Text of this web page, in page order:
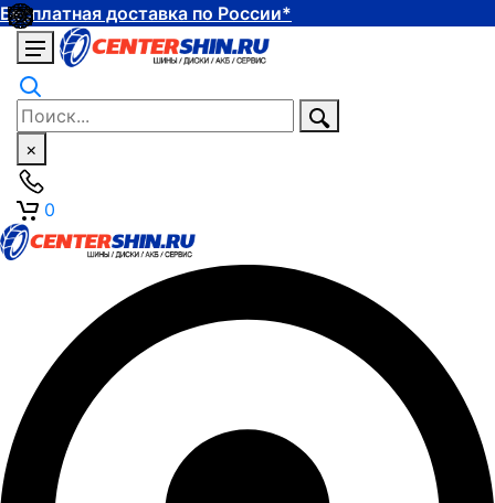
Бесплатная доставка по России*
×
0